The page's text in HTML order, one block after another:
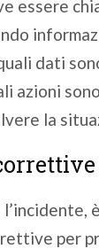
essere
dati
azioni
la
per